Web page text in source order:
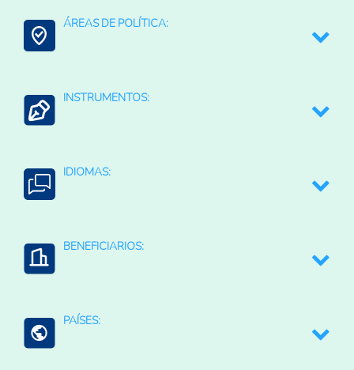
ÁREAS DE POLÍTICA:
INSTRUMENTOS:
información y conocimiento entre países
IDIOMAS:
BENEFICIARIOS:
PAÍSES: